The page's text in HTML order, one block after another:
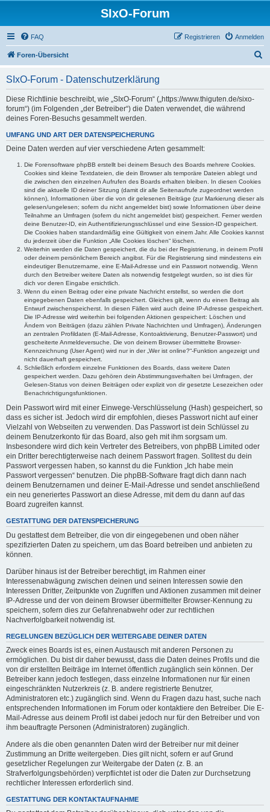
SIxO-Forum
FAQ Anmelden
Registrieren
Foren-Übersicht
SIxO-Forum - Datenschutzerklärung
Diese Richtlinie beschreibt, wie „SIxO-Forum“ („https://www.thiguten.de/sixo-
forum“) (im Folgenden „der Betreiber“) die Daten verwendet, die während
deines Foren-Besuchs gesammelt werden.
UMFANG UND ART DER DATENSPEICHERUNG
Deine Daten werden auf vier verschiedene Arten gesammelt:
Die Forensoftware phpBB erstellt bei deinem Besuch des Boards mehrere Cookies.
Cookies sind kleine Textdateien, die dein Browser als temporäre Dateien ablegt und
die zwischen den einzelnen Aufrufen des Boards erhalten bleiben. In diesen Cookies
sind die aktuelle ID deiner Sitzung (damit dir alle Seitenaufrufe zugeordnet werden
können), Informationen über die von dir gelesenen Beiträge (zur Markierung dieser als
gelesen/ungelesen; sofern du nicht angemeldet bist) sowie Informationen über deine
Teilnahme an Umfragen (sofern du nicht angemeldet bist) gespeichert. Ferner werden
deine Benutzer-ID, ein Authentifizierungsschlüssel und eine Session-ID gespeichert.
Die Cookies haben standardmäßig eine Gültigkeit von einem Jahr. Alle Cookies kannst
du jederzeit über die Funktion „Alle Cookies löschen“ löschen.
Weiterhin werden die Daten gespeichert, die du bei der Registrierung, in deinem Profil
oder deinem persönlichem Bereich angibst. Für die Registrierung sind mindestens ein
eindeutiger Benutzername, eine E-Mail-Adresse und ein Passwort notwendig. Wenn
durch den Betreiber weitere Daten als notwendig festgelegt wurden, so ist dies für
dich vor deren Eingabe ersichtlich.
Wenn du einen Beitrag oder eine private Nachricht erstellst, so werden die dort
eingegebenen Daten ebenfalls gespeichert. Gleiches gilt, wenn du einen Beitrag als
Entwurf zwischenspeicherst. In diesen Fällen wird auch deine IP-Adresse gespeichert.
Die IP-Adresse wird weiterhin bei folgenden Aktionen gespeichert: Löschen und
Ändern von Beiträgen (dazu zählen Private Nachrichten und Umfragen), Änderungen
an zentralen Profildaten (E-Mail-Adresse, Kontoaktivierung, Benutzer-Passwort) und
gescheiterte Anmeldeversuche. Die von deinem Browser übermittelte Browser-
Kennzeichnung (User Agent) wird nur in der „Wer ist online?“-Funktion angezeigt und
nicht dauerhaft gespeichert.
Schließlich erfordern einzelne Funktionen des Boards, dass weitere Daten
gespeichert werden. Dazu gehören dein Abstimmungsverhalten bei Umfragen, der
Gelesen-Status von deinen Beiträgen oder explizit von dir gesetzte Lesezeichen oder
Benachrichtigungsfunktionen.
Dein Passwort wird mit einer Einwege-Verschlüsselung (Hash) gespeichert, so
dass es sicher ist. Jedoch wird dir empfohlen, dieses Passwort nicht auf einer
Vielzahl von Webseiten zu verwenden. Das Passwort ist dein Schlüssel zu
deinem Benutzerkonto für das Board, also geh mit ihm sorgsam um.
Insbesondere wird dich kein Vertreter des Betreibers, von phpBB Limited oder
ein Dritter berechtigterweise nach deinem Passwort fragen. Solltest du dein
Passwort vergessen haben, so kannst du die Funktion „Ich habe mein
Passwort vergessen“ benutzen. Die phpBB-Software fragt dich dann nach
deinem Benutzernamen und deiner E-Mail-Adresse und sendet anschließend
ein neu generiertes Passwort an diese Adresse, mit dem du dann auf das
Board zugreifen kannst.
GESTATTUNG DER DATENSPEICHERUNG
Du gestattest dem Betreiber, die von dir eingegebenen und oben näher
spezifizierten Daten zu speichern, um das Board betreiben und anbieten zu
können.
Darüber hinaus ist der Betreiber berechtigt, im Rahmen einer
Interessenabwägung zwischen deinen und seinen Interessen sowie den
Interessen Dritter, Zeitpunkte von Zugriffen und Aktionen zusammen mit deiner
IP-Adresse und der von deinem Browser übermittelter Browser-Kennung zu
speichern, sofern dies zur Gefahrenabwehr oder zur rechtlichen
Nachverfolgbarkeit notwendig ist.
REGELUNGEN BEZÜGLICH DER WEITERGABE DEINER DATEN
Zweck eines Boards ist es, einen Austausch mit anderen Personen zu
ermöglichen. Du bist dir daher bewusst, dass die Daten deines Profils und die
von dir erstellten Beiträge im Internet öffentlich zugänglich sein können. Der
Betreiber kann jedoch festlegen, dass einzelne Informationen nur für einen
eingeschränkten Nutzerkreis (z. B. andere registrierte Benutzer,
Administratoren etc.) zugänglich sind. Wenn du Fragen dazu hast, suche nach
entsprechenden Informationen im Forum oder kontaktiere den Betreiber. Die E-
Mail-Adresse aus deinem Profil ist dabei jedoch nur für den Betreiber und von
ihm beauftragte Personen (Administratoren) zugänglich.
Andere als die oben genannten Daten wird der Betreiber nur mit deiner
Zustimmung an Dritte weitergeben. Dies gilt nicht, sofern er auf Grund
gesetzlicher Regelungen zur Weitergabe der Daten (z. B. an
Strafverfolgungsbehörden) verpflichtet ist oder die Daten zur Durchsetzung
rechtlicher Interessen erforderlich sind.
GESTATTUNG DER KONTAKTAUFNAHME